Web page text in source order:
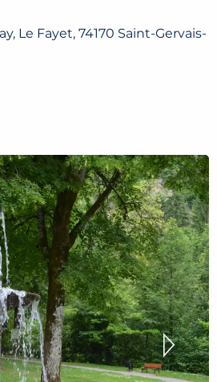
Le Fayet, 74170 Saint-Gervais-